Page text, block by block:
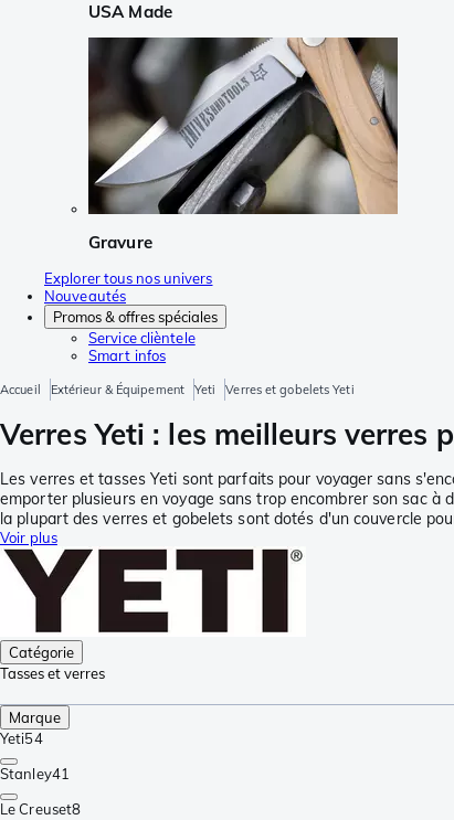
USA Made
Gravure
Explorer tous nos univers
Nouveautés
Promos & offres spéciales
Service clièntele
Smart infos
Accueil Extérieur & Équipement Yeti Verres et gobelets Yeti
Verres Yeti : les meilleurs verres
Les verres et tasses Yeti sont parfaits pour voyager sans
emporter plusieurs en voyage sans trop encombrer son sac à
la plupart des verres et gobelets sont dotés d'un couvercle
Voir plus
Catégorie
Tasses et verres
Marque
Yeti54
Stanley41
Le Creuset8